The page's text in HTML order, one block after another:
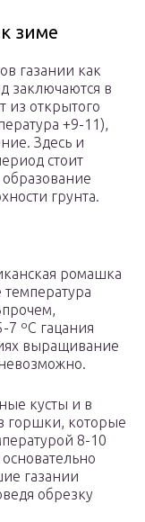
зиме
газании как
заключаются в
из открытого
+9-11),
Здесь и
стоит
грунта.
ромашка
температура
ºC гацания
выращивание
кусты и в
горшки, которые
8-10
газании
обрезку